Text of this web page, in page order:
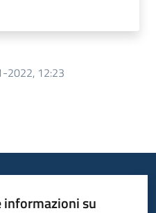
2022, 12:23
informazioni su